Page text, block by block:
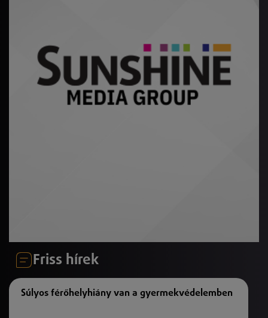
Friss hírek
Súlyos férőhelyhiány van a gyermekvédelemben